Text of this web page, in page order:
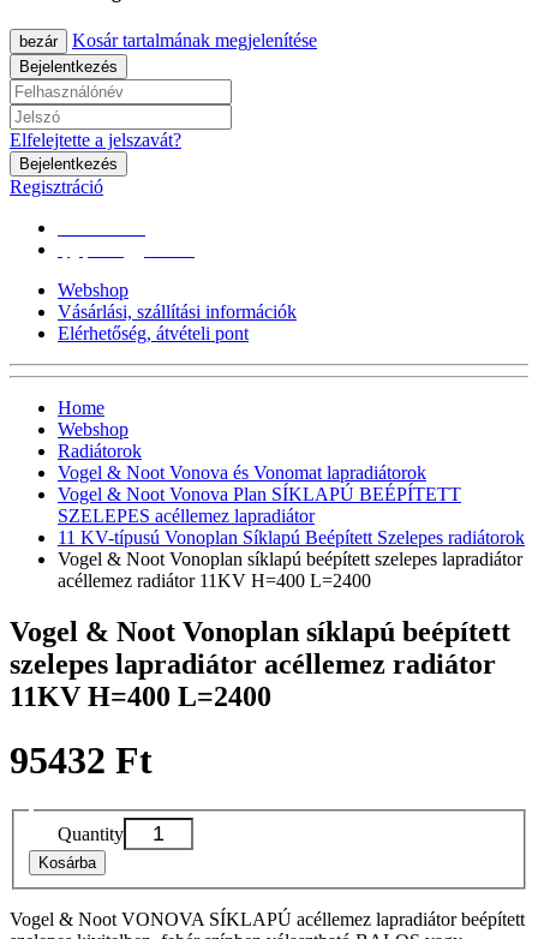
bezár Kosár tartalmának megjelenítése
Bejelentkezés
Elfelejtette a jelszavát?
Bejelentkezés
Regisztráció
Webshop
Vásárlási, szállítási információk
Elérhetőség, átvételi pont
Home
Webshop
Radiátorok
Vogel & Noot Vonova és Vonomat lapradiátorok
Vogel & Noot Vonova Plan SÍKLAPÚ BEÉPÍTETT
SZELEPES acéllemez lapradiátor
11 KV-típusú Vonoplan Síklapú Beépített Szelepes radiátorok
Vogel & Noot Vonoplan síklapú beépített szelepes lapradiátor
acéllemez radiátor 11KV H=400 L=2400
Vogel & Noot Vonoplan síklapú beépített
szelepes lapradiátor acéllemez radiátor
11KV H=400 L=2400
95432 Ft
Quantity
Kosárba
Vogel & Noot VONOVA SÍKLAPÚ acéllemez lapradiátor beépített